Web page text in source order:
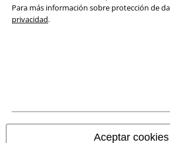
Para más información sobre protección de
privacidad.
Aceptar cookies
Ley protección de datos